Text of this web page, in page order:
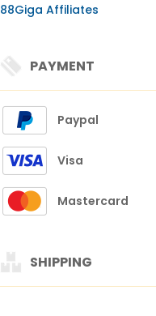
88Giga Affiliates
PAYMENT
Paypal
Visa
Mastercard
SHIPPING